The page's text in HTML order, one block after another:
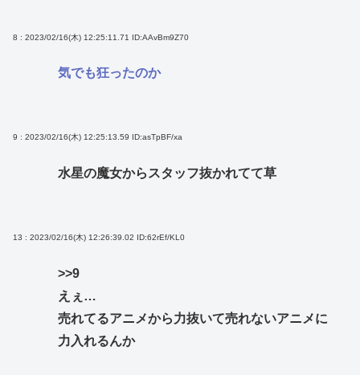
8 : 2023/02/16(木) 12:25:11.71 ID:AAvBm9Z70
気でも狂ったのか
9 : 2023/02/16(木) 12:25:13.59 ID:asTpBF/xa
水星の魔女からスタッフ抜かれてて草
13 : 2023/02/16(木) 12:26:39.02 ID:62rEf/KL0
>>9
えぇ…
売れてるアニメから力抜いて売れないアニメに
力入れるんか